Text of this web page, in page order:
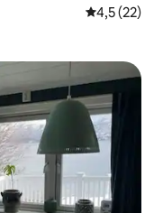
4,5 (22)